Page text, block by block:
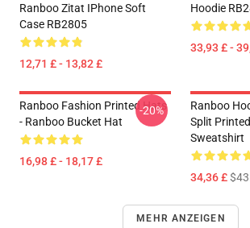
Ranboo Zitat IPhone Soft
Case RB2805
12,71 £ - 13,82 £
Hoodie
33,93 £ -
Ranboo Fashion Printed Hats
- Ranboo Bucket Hat
16,98 £ - 18,17 £
-20%
Ranboo
Split
Sweatshirt
34,36 £
MEHR ANZEIGEN